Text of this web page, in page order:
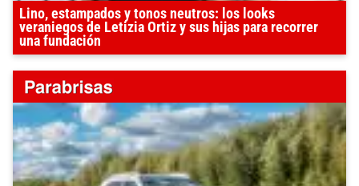
Lino, estampados y tonos neutros: los looks
veraniegos de Letizia Ortiz y sus hijas para recorrer
una fundación